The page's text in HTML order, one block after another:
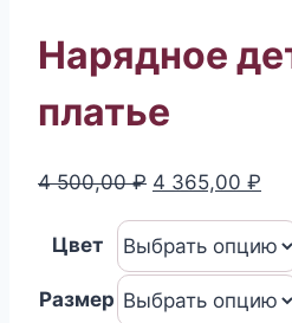
Нарядное
платье
4 500,00₽
составляла
4
500,00 ₽.
4 365,00 ₽
4
Цвет
Размер